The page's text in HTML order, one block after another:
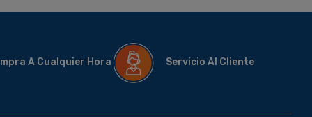
A Cualquier Hora Servicio Al Cliente